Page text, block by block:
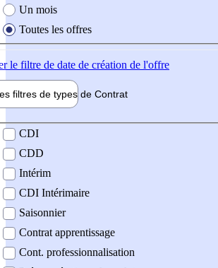
Un mois
Toutes les offres
le filtre de date de création de l'offre
filtres de types de Contrat
contrat
CDI
CDD
Intérim
CDI Intérimaire
Saisonnier
Contrat apprentissage
Cont. professionnalisation